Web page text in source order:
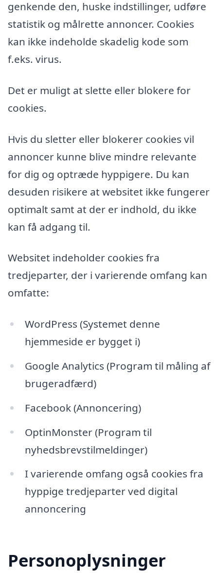
genkende den, huske indstillinger, udføre
statistik og målrette annoncer. Cookies
kan ikke indeholde skadelig kode som
f.eks. virus.
Det er muligt at slette eller blokere for
cookies.
Hvis du sletter eller blokerer cookies vil
annoncer kunne blive mindre relevante
for dig og optræde hyppigere. Du kan
desuden risikere at websitet ikke fungerer
optimalt samt at der er indhold, du ikke
kan få adgang til.
Websitet indeholder cookies fra
tredjeparter, der i varierende omfang kan
omfatte:
WordPress (Systemet denne
hjemmeside er bygget i)
Google Analytics (Program til måling af
brugeradfærd)
Facebook (Annoncering)
OptinMonster (Program til
nyhedsbrevstilmeldinger)
I varierende omfang også cookies fra
hyppige tredjeparter ved digital
annoncering
Personoplysninger